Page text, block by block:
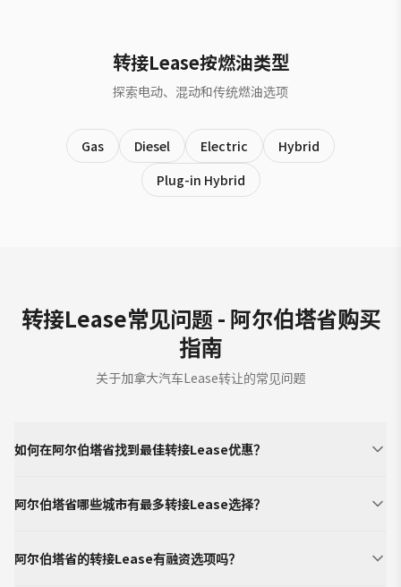
转接Lease按燃油类型
探索电动、混动和传统燃油选项
Gas Diesel Electric
Hybrid
Plug-in Hybrid
转接Lease常见问题 - 阿尔伯塔省购买
指南
关于加拿大汽车Lease转让的常见问题
如何在阿尔伯塔省找到最佳转接Lease优惠？
阿尔伯塔省哪些城市有最多转接Lease选择？
阿尔伯塔省的转接Lease有融资选项吗？